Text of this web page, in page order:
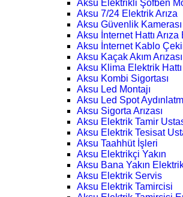
Aksu Elektrikli Şofben
Aksu 7/24 Elektrik Arıza
Aksu Güvenlik Kamerası
Aksu İnternet Hattı Arıza
Aksu İnternet Kablo
Aksu Kaçak Akım Arızası
Aksu Klima Elektrik Hattı
Aksu Kombi Sigortası
Aksu Led Montajı
Aksu Led Spot
Aksu Sigorta Arızası
Aksu Elektrik Tamir
Aksu Elektrik Tesisat
Aksu Taahhüt İşleri
Aksu Elektrikçi Yakın
Aksu Bana Yakın
Aksu Elektrik Servis
Aksu Elektrik Tamircisi